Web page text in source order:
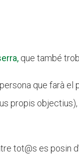
que també
que farà
propis
tot@s es posin